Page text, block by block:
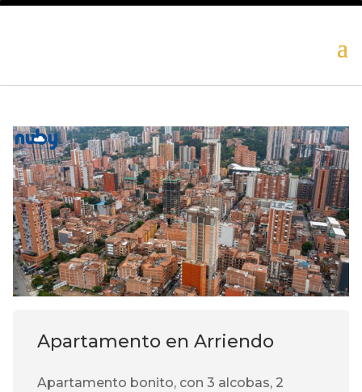
Apartamento en Arriendo
Apartamento bonito, con 3 alcobas, 2